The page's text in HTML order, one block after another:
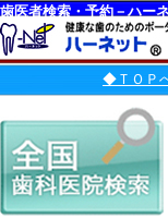
歯医者検索・予約－ハー
◆ＴＯＰ